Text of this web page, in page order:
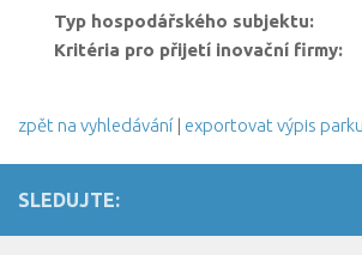
Typ hospodářského subjektu:
Kritéria pro přijetí inovační firmy:
zpět na vyhledávání| exportovat výpis
SLEDUJTE: